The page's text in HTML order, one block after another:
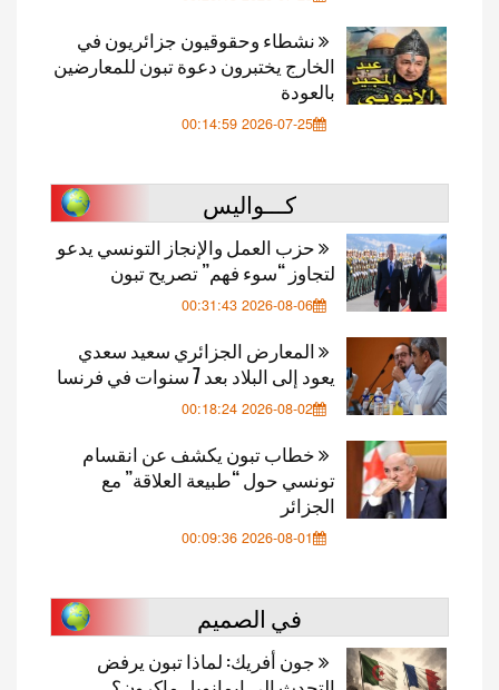
نشطاء وحقوقيون جزائريون في
الخارج يختبرون دعوة تبون للمعارضين
بالعودة
2026-07-25 00:14:59
كـــواليس
حزب العمل والإنجاز التونسي يدعو
لتجاوز “سوء فهم” تصريح تبون
2026-08-06 00:31:43
المعارض الجزائري سعيد سعدي
يعود إلى البلاد بعد 7 سنوات في فرنسا
2026-08-02 00:18:24
خطاب تبون يكشف عن انقسام
تونسي حول “طبيعة العلاقة” مع
الجزائر
2026-08-01 00:09:36
في الصميم
جون أفريك: لماذا تبون يرفض